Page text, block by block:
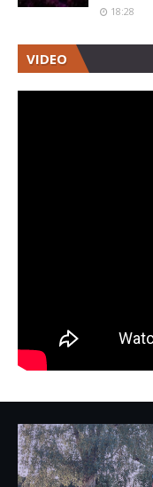
18:28
VIDEO